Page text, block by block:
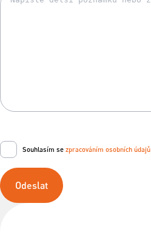
Souhlasím se zpracováním osobních údajů
Odeslat